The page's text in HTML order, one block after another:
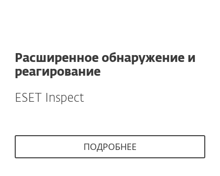
Расширенное обнаружение и
реагирование
ESET Inspect
ПОДРОБНЕЕ